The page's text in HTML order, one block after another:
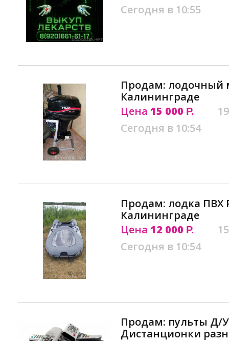
Сегодня в 10:55
Продам: лодочный
Калининграде
Цена 15 000 Р.
Сегодня в 10:54
Продам: лодка ПВХ
Калининграде
Цена 12 000 Р.
Сегодня в 10:54
Продам: пульты Д/
Дистанционки